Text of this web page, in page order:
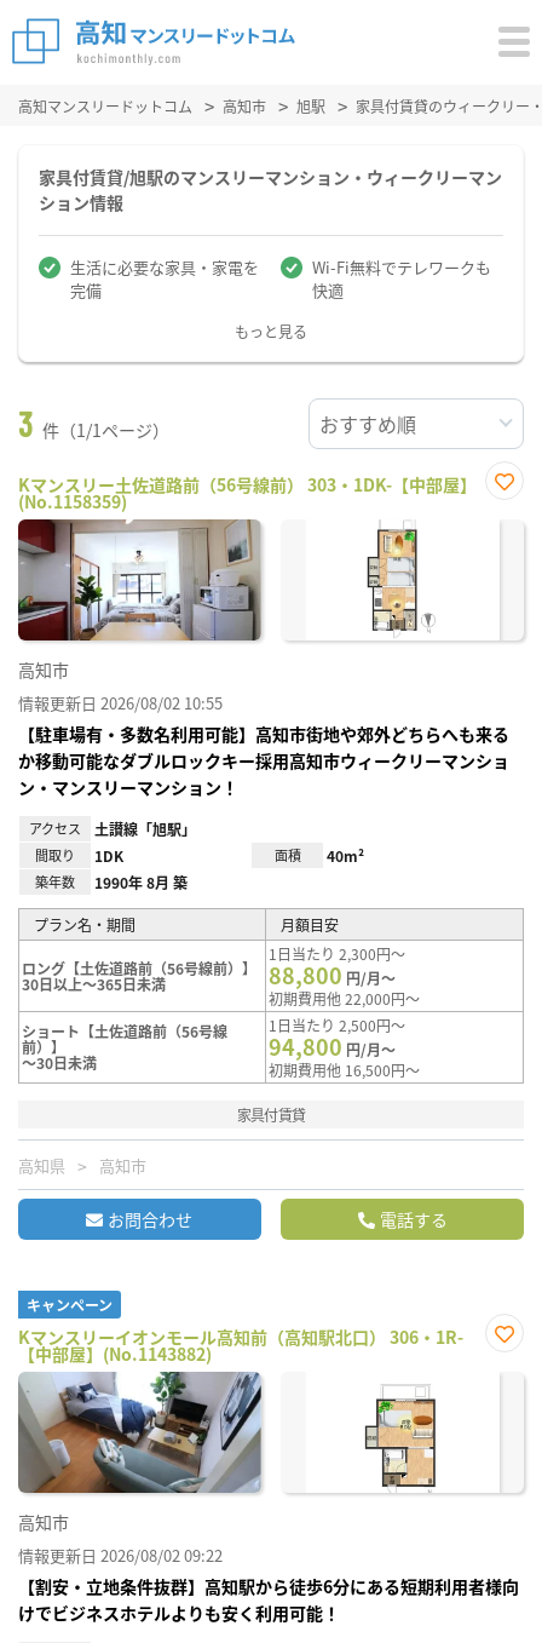
高知マンスリードットコム 高知市 旭駅 家具付賃貸のウィークリー
家具付賃貸/旭駅のマンスリーマンション・ウィークリーマン
ション情報
生活に必要な家具・家電を
完備
Wi-Fi無料でテレワークも
快適
もっと見る
3 件（1/1ページ）
Kマンスリー土佐道路前（56号線前） 303・1DK-【中部屋】
(No.1158359)
に入
高知市
情報更新日 2026/08/02 10:55
【駐車場有・多数名利用可能】高知市街地や郊外どちらへも来る
か移動可能なダブルロックキー採用高知市ウィークリーマンショ
ン・マンスリーマンション！
アクセス 土讃線「旭駅」
間取り 1DK 面積 40m²
築年数 1990年 8月 築
プラン名・期間 月額目安
ロング【土佐道路前（56号線前）】
30日以上～365日未満
1日当たり 2,300円～
88,800 円/月～
初期費用他 22,000円～
ショート【土佐道路前（56号線
前）】
～30日未満
1日当たり 2,500円～
94,800 円/月～
初期費用他 16,500円～
家具付賃貸
高知県 高知市
お問合わせ 電話する
キャンペーン
Kマンスリーイオンモール高知前（高知駅北口） 306・1R-
【中部屋】(No.1143882)
に入
高知市
情報更新日 2026/08/02 09:22
【割安・立地条件抜群】高知駅から徒歩6分にある短期利用者様向
けでビジネスホテルよりも安く利用可能！